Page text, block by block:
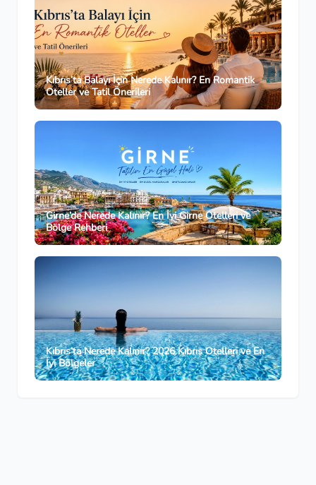
Kıbrıs’ta Balayı İçin Nerede Kalınır? En Romantik
Oteller ve Tatil Önerileri
Girne’de Nerede Kalınır? En İyi Girne Otelleri ve
Bölge Rehberi
Kıbrıs’ta Nerede Kalınır? 2026 Kıbrıs Otelleri ve En
İyi Bölgeler